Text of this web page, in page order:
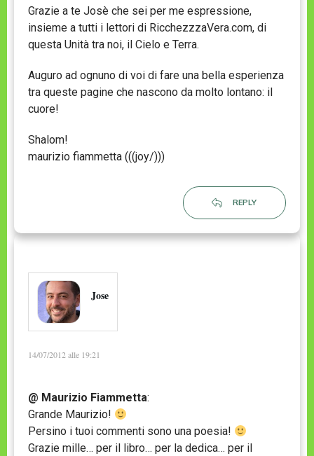
Grazie a te Josè che sei per me espressione,
insieme a tutti i lettori di RicchezzzaVera.com, di
questa Unità tra noi, il Cielo e Terra.
Auguro ad ognuno di voi di fare una bella esperienza
tra queste pagine che nascono da molto lontano: il
cuore!
Shalom!
maurizio fiammetta (((joy/)))
REPLY
Jose
14/07/2012 alle 19:21
@ Maurizio Fiammetta:
Grande Maurizio!
Persino i tuoi commenti sono una poesia!
Grazie mille… per il libro… per la dedica… per il